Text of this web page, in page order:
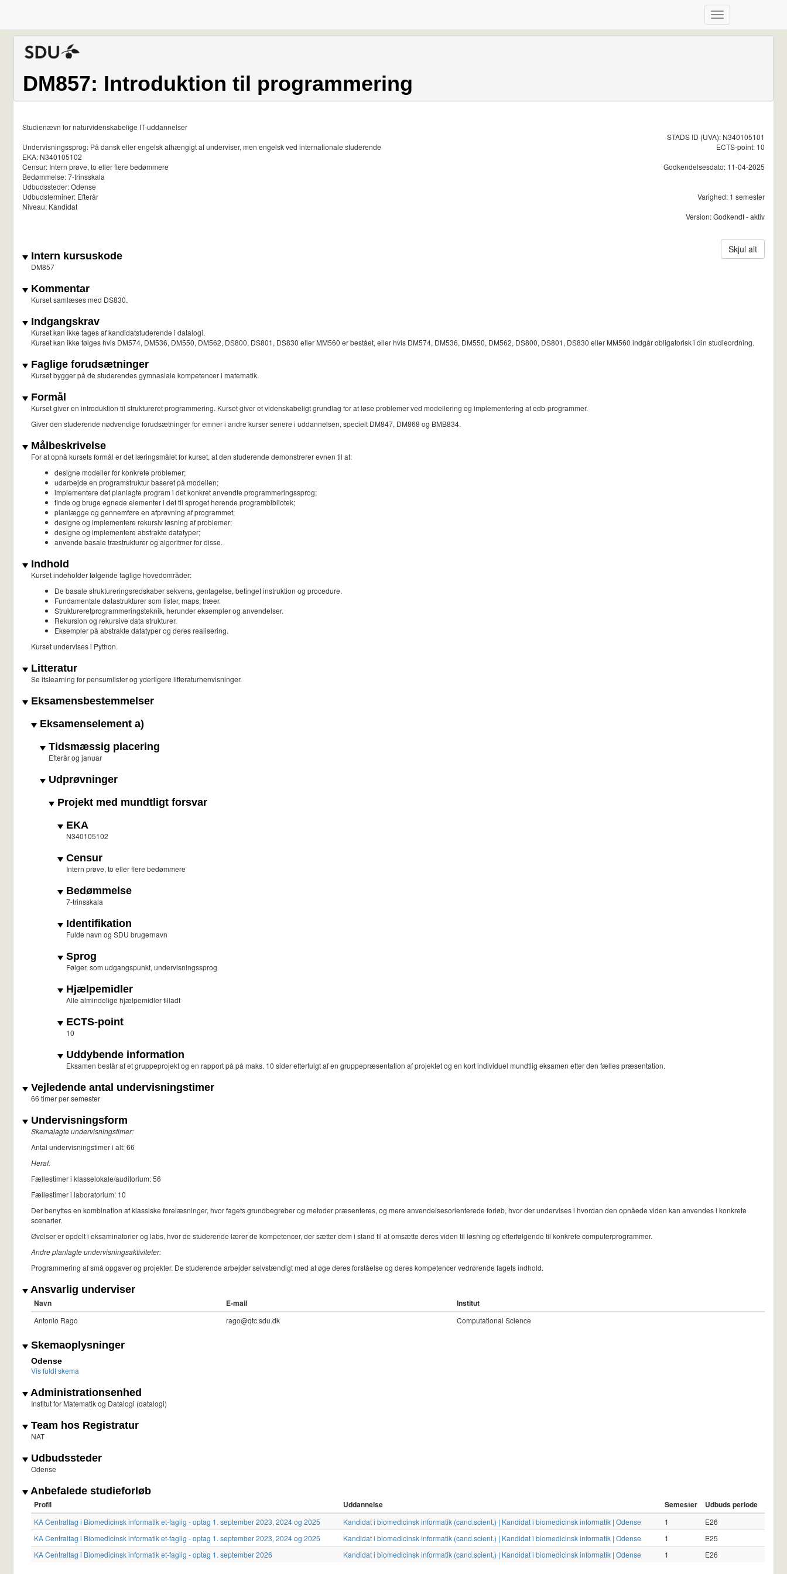
DM857: Introduktion til programmering
Studienævn for naturvidenskabelige IT-uddannelser
Undervisningssprog: På dansk eller engelsk afhængigt af underviser, men engelsk ved internationale studerende
EKA: N340105102
Censur: Intern prøve, to eller flere bedømmere
Bedømmelse: 7-trinsskala
Udbudssteder: Odense
Udbudsterminer: Efterår
Niveau: Kandidat
STADS ID (UVA): N340105101
ECTS-point: 10
Godkendelsesdato: 11-04-2025
Varighed: 1 semester
Version: Godkendt - aktiv
Skjul alt
Intern kursuskode
DM857
Kommentar
Kurset samlæses med DS830.
Indgangskrav
Kurset kan ikke tages af kandidatstuderende i datalogi.
Kurset kan ikke følges hvis DM574, DM536, DM550, DM562, DS800, DS801, DS830 eller MM560 er bestået, eller hvis DM574, DM536, DM550, DM562, DS800, DS801, DS830 eller MM560 indgår obligatorisk i din studieordning.
Faglige forudsætninger
Kurset bygger på de studerendes gymnasiale kompetencer i matematik.
Formål
Kurset giver en introduktion til struktureret programmering. Kurset giver et videnskabeligt grundlag for at løse problemer ved modellering og implementering af edb-programmer.
Giver den studerende nødvendige forudsætninger for emner i andre kurser senere i uddannelsen, specielt DM847, DM868 og BMB834.
Målbeskrivelse
For at opnå kursets formål er det læringsmålet for kurset, at den studerende demonstrerer evnen til at:
designe modeller for konkrete problemer;
udarbejde en programstruktur baseret på modellen;
implementere det planlagte program i det konkret anvendte programmeringssprog;
finde og bruge egnede elementer i det til sproget hørende programbibliotek;
planlægge og gennemføre en afprøvning af programmet;
designe og implementere rekursiv løsning af problemer;
designe og implementere abstrakte datatyper;
anvende basale træstrukturer og algoritmer for disse.
Indhold
Kurset indeholder følgende faglige hovedområder:
De basale struktureringsredskaber sekvens, gentagelse, betinget instruktion og procedure.
Fundamentale datastrukturer som lister, maps, træer.
Struktureretprogrammeringsteknik, herunder eksempler og anvendelser.
Rekursion og rekursive data strukturer.
Eksempler på abstrakte datatyper og deres realisering.
Kurset undervises i Python.
Litteratur
Se itslearning for pensumlister og yderligere litteraturhenvisninger.
Eksamensbestemmelser
Eksamenselement a)
Tidsmæssig placering
Efterår og januar
Udprøvninger
Projekt med mundtligt forsvar
EKA
N340105102
Censur
Intern prøve, to eller flere bedømmere
Bedømmelse
7-trinsskala
Identifikation
Fulde navn og SDU brugernavn
Sprog
Følger, som udgangspunkt, undervisningssprog
Hjælpemidler
Alle almindelige hjælpemidler tilladt
ECTS-point
10
Uddybende information
Eksamen består af et gruppeprojekt og en rapport på på maks. 10 sider efterfulgt af en gruppepræsentation af projektet og en kort individuel mundtlig eksamen efter den fælles præsentation.
Vejledende antal undervisningstimer
66 timer per semester
Undervisningsform
Skemalagte undervisningstimer:
Antal undervisningstimer i alt: 66
Heraf:
Fællestimer i klasselokale/auditorium: 56
Fællestimer i laboratorium: 10
Der benyttes en kombination af klassiske forelæsninger, hvor fagets grundbegreber og metoder præsenteres, og mere anvendelsesorienterede forløb, hvor der undervises i hvordan den opnåede viden kan anvendes i konkrete
scenarier.
Øvelser er opdelt i eksaminatorier og labs, hvor de studerende lærer de kompetencer, der sætter dem i stand til at omsætte deres viden til løsning og efterfølgende til konkrete computerprogrammer.
Andre planlagte undervisningsaktiviteter:
Programmering af små opgaver og projekter. De studerende arbejder selvstændigt med at øge deres forståelse og deres kompetencer vedrørende fagets indhold.
Ansvarlig underviser
Navn E-mail Institut
Antonio Rago rago@qtc.sdu.dk Computational Science
Skemaoplysninger
Odense
Vis fuldt skema
Administrationsenhed
Institut for Matematik og Datalogi (datalogi)
Team hos Registratur
NAT
Udbudssteder
Odense
Anbefalede studieforløb
Profil Uddannelse Semester Udbuds periode
KA Centralfag i Biomedicinsk informatik et-faglig - optag 1. september 2023, 2024 og 2025 Kandidat i biomedicinsk informatik (cand.scient.) | Kandidat i biomedicinsk informatik | Odense 1
E26
KA Centralfag i Biomedicinsk informatik et-faglig - optag 1. september 2023, 2024 og 2025
Kandidat i biomedicinsk informatik (cand.scient.) | Kandidat i biomedicinsk informatik | Odense 1
E25
KA Centralfag i Biomedicinsk informatik et-faglig - optag 1. september 2026
Kandidat i biomedicinsk informatik (cand.scient.) | Kandidat i biomedicinsk informatik | Odense 1 E26